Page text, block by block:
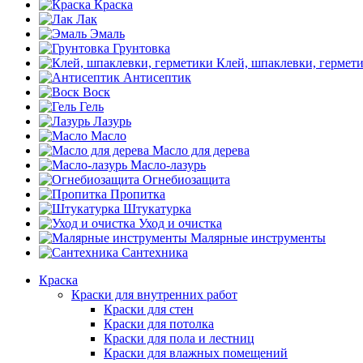
Краска
Лак
Эмаль
Грунтовка
Клей, шпаклевки,
Антисептик
Воск
Гель
Лазурь
Масло
Масло для дерева
Масло-лазурь
Огнебиозащита
Пропитка
Штукатурка
Уход и очистка
Малярные инструменты
Сантехника
Краска
Краски для внутренних работ
Краски для стен
Краски для потолка
Краски для пола и лестниц
Краски для влажных помещений